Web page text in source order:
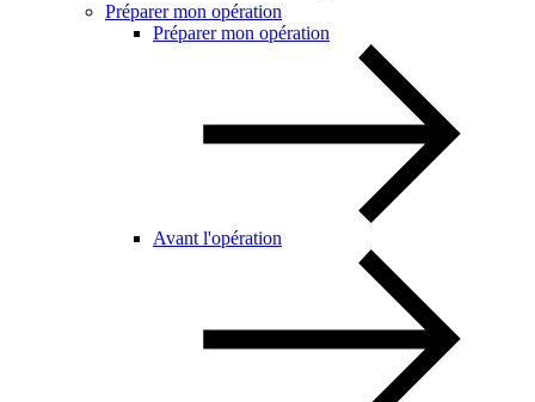
Préparer mon opération
Préparer mon opération
Avant l'opération